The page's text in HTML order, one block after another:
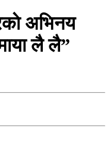
अभिनय
लै लै”